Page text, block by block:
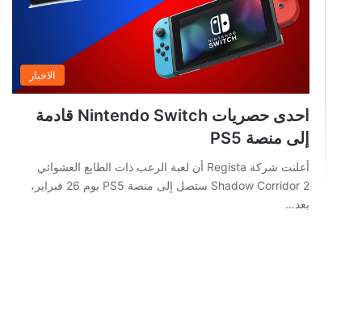
الاخبار
احدى حصريات Nintendo Switch قادمة
إلى منصة PS5
أعلنت شركة Regista أن لعبة الرعب ذات الطابع العشوائي
Shadow Corridor 2 ستصل إلى منصة PS5 يوم 26 فبراير،
بعد…